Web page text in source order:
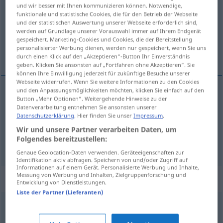
Übersicht aller Übersetzungen
(Für mehr Details die Übersetzung anklicken/antippen)
Weltall, Universum
Weltalln universo
Universum n universo
Beispielsätze für "universo"
und wir besser mit Ihnen kommunizieren können. Notwendige,
funktionale und statistische Cookies, die für den Betrieb der Webseite
und der statistischen Auswertung unserer Webseite erforderlich sind,
werden auf Grundlage unserer Vorauswahl immer auf Ihrem Endgerät
gespeichert. Marketing-Cookies und Cookies, die der Bereitstellung
personalisierter Werbung dienen, werden nur gespeichert, wenn Sie uns
durch einen Klick auf den „Akzeptieren“-Button Ihr Einverständnis
geben. Klicken Sie ansonsten auf „Fortfahren ohne Akzeptieren“. Sie
können Ihre Einwilligung jederzeit für zukünftige Besuche unserer
Webseite widerrufen. Wenn Sie weitere Informationen zu den Cookies
und den Anpassungsmöglichkeiten möchten, klicken Sie einfach auf den
Button „Mehr Optionen“. Weitergehende Hinweise zu der
Datenverarbeitung entnehmen Sie ansonsten unserer
Datenschutzerklärung. Hier finden Sie unserImpressum.
Wir und unsere Partner verarbeiten Daten, um
Folgendes bereitzustellen:
Genaue Geolocation-Daten verwenden. Geräteeigenschaften zur
Identifikation aktiv abfragen. Speichern von und/oder Zugriff auf
Informationen auf einem Gerät. Personalisierte Werbung und Inhalte,
Messung von Werbung und Inhalten, Zielgruppenforschung und
Entwicklung von Dienstleistungen.
Liste der Partner (Lieferanten)